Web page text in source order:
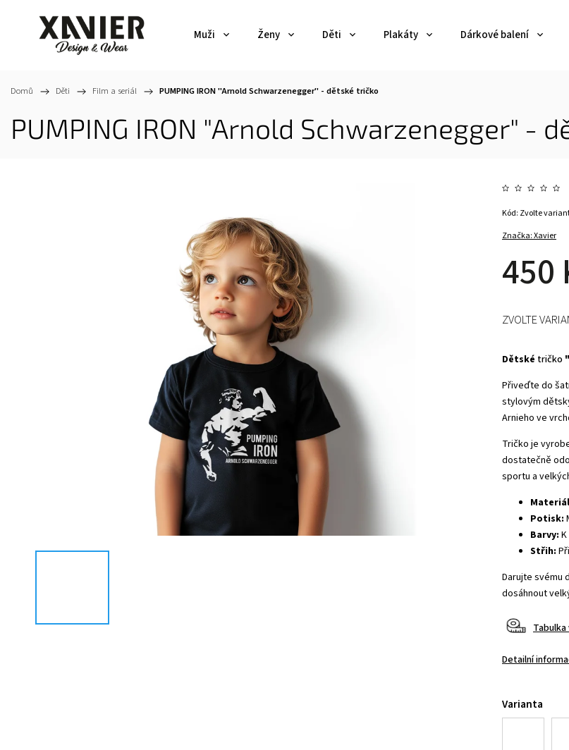
Muži Ženy Děti Plakáty Dárkové balení
Domů / Děti / Film a seriál / PUMPING IRON "Arnold Schwarzenegger" - dětské tričko
PUMPING IRON "Arnold Schwarzenegger" -
Značka:Xavier
450
Kód: Zvolte
Dětské tričko
Přiveďte do
stylovým
Arnieho ve
Tričko je
dostatečně
sportu a
Potisk:
Barvy:
Střih:
Darujte svému
dosáhnout
Detailní
Varianta
ZVOLTE